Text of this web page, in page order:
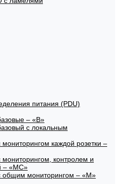
питания (PDU)
– «В»
с локальным
мониторингом каждой розетки –
мониторингом, контролем и
– «МС»
общим мониторингом – «М»